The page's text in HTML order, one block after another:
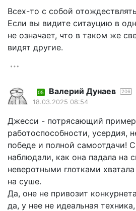
Всех-то с собой
Если вы видите ситауцию в
не означает, что в таком же
видят другие.
05 Валерий Дунаев 206
18.03.2025 08:54
Джесси - потрясающий
работоспособности, усердия,
победе и полной самоотдачи!
наблюдали, как она падала на
неверотными глотками
на суше.
Да, оне не привозит
да, у нее не идеальная